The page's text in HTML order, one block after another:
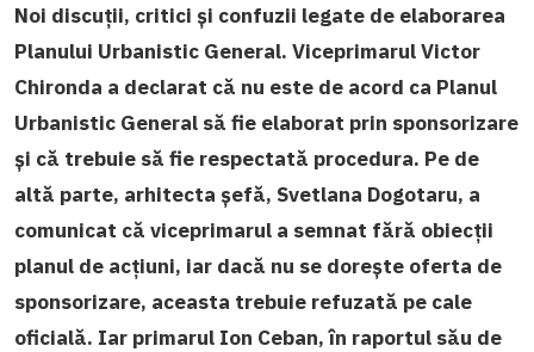
Noi discuții, critici și confuzii legate de elaborarea
Planului Urbanistic General. Viceprimarul Victor
Chironda a declarat că nu este de acord ca Planul
Urbanistic General să fie elaborat prin sponsorizare
și că trebuie să fie respectată procedura. Pe de
altă parte, arhitecta șefă, Svetlana Dogotaru, a
comunicat că viceprimarul a semnat fără obiecții
planul de acțiuni, iar dacă nu se dorește oferta de
sponsorizare, aceasta trebuie refuzată pe cale
oficială. Iar primarul Ion Ceban, în raportul său de